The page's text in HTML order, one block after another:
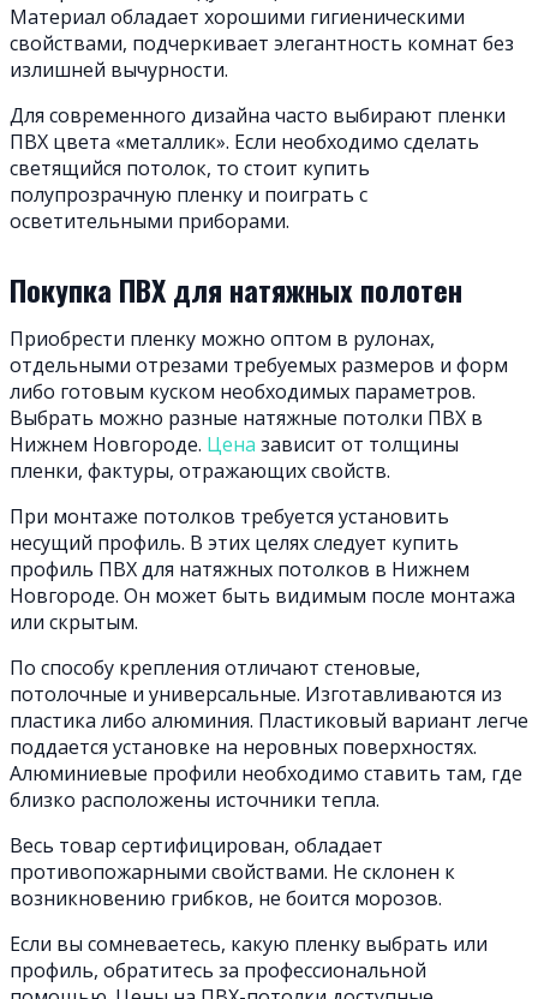
Материал обладает хорошими гигиеническими
свойствами, подчеркивает элегантность комнат без
излишней вычурности.
Для современного дизайна часто выбирают пленки
ПВХ цвета «металлик». Если необходимо сделать
светящийся потолок, то стоит купить
полупрозрачную пленку и поиграть с
осветительными приборами.
Покупка ПВХ для натяжных полотен
Приобрести пленку можно оптом в рулонах,
отдельными отрезами требуемых размеров и форм
либо готовым куском необходимых параметров.
Выбрать можно разные натяжные потолки ПВХ в
Нижнем Новгороде. Цена зависит от толщины
пленки, фактуры, отражающих свойств.
При монтаже потолков требуется установить
несущий профиль. В этих целях следует купить
профиль ПВХ для натяжных потолков в Нижнем
Новгороде. Он может быть видимым после монтажа
или скрытым.
По способу крепления отличают стеновые,
потолочные и универсальные. Изготавливаются из
пластика либо алюминия. Пластиковый вариант легче
поддается установке на неровных поверхностях.
Алюминиевые профили необходимо ставить там, где
близко расположены источники тепла.
Весь товар сертифицирован, обладает
противопожарными свойствами. Не склонен к
возникновению грибков, не боится морозов.
Если вы сомневаетесь, какую пленку выбрать или
профиль, обратитесь за профессиональной